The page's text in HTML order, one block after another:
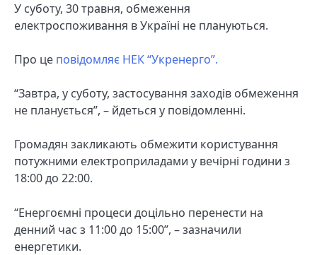
У суботу, 30 травня, обмеження
електроспоживання в Україні не плануються.
Про це повідомляє НЕК “Укренерго”.
“Завтра, у суботу, застосування заходів обмеження
не планується”, – йдеться у повідомленні.
Громадян закликають обмежити користування
потужними електроприладами у вечірні години з
18:00 до 22:00.
“Енергоємні процеси доцільно перенести на
денний час з 11:00 до 15:00”, – зазначили
енергетики.